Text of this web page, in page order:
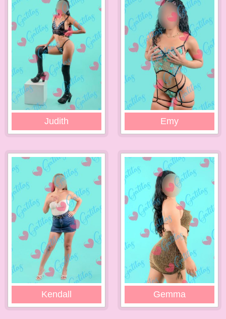
Judith Emy
Kendall Gemma